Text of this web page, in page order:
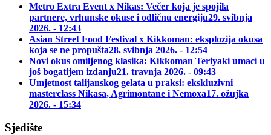
Metro Extra Event x Nikas: Večer koja je spojila
partnere, vrhunske okuse i odličnu energiju29. svibnja
2026. - 12:43
Asian Street Food Festival x Kikkoman: eksplozija okusa
koja se ne propušta28. svibnja 2026. - 12:54
Novi okus omiljenog klasika: Kikkoman Teriyaki umaci u
još bogatijem izdanju21. travnja 2026. - 09:43
Umjetnost talijanskog gelata u praksi: ekskluzivni
masterclass Nikasa, Agrimontane i Nemoxa17. ožujka
2026. - 15:34
Sjedište